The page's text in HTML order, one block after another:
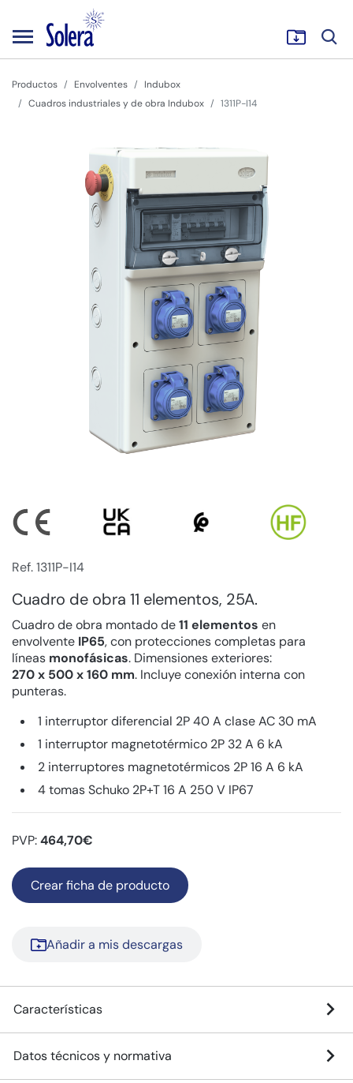
Productos Envolventes
Indubox
Cuadros industriales y de obra Indubox
1311P-I14
Ref. 1311P-I14
Cuadro de obra 11 elementos, 25A.
Cuadro de obra montado de11 elementos en
envolvente IP65, con protecciones completas para
líneas monofásicas. Dimensiones exteriores:
270 x 500 x 160 mm. Incluye conexión interna con
punteras.
1 interruptor diferencial 2P 40 A clase AC 30 mA
1 interruptor magnetotérmico 2P 32 A 6 kA
2 interruptores magnetotérmicos 2P 16 A 6 kA
4 tomas Schuko 2P+T 16 A 250 V IP67
PVP:464,70€
Crear ficha de producto
Añadir a mis descargas
Características
Datos técnicos y normativa